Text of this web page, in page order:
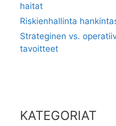
haitat
Riskienhallinta
Strateginen vs.
tavoitteet
KATEGORIAT